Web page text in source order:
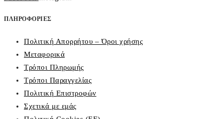
ΠΛΗΡΟΦΟΡΙΕΣ
Πολιτική Απορρήτου – Όροι χρήσης
Μεταφορικά
Τρόποι Πληρωμής
Τρόποι Παραγγελίας
Πολιτική Επιστροφών
Σχετικά με εμάς